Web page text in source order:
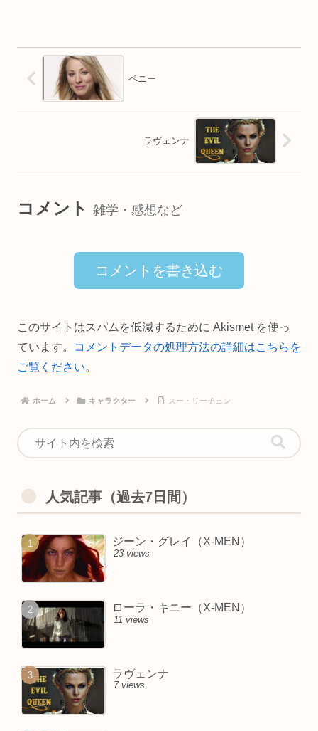
ペニー
ラヴェンナ
コメント 雑学・感想など
コメントを書き込む
このサイトはスパムを低減するために Akismet を使っ
ています。
コメントデータの処理方法の詳細はこちらを
ご覧ください。
ホーム キャラクター スー・リーチェン
人気記事（過去7日間）
ジーン・グレイ（X-MEN）
23 views
ローラ・キニー（X-MEN）
11 views
ラヴェンナ
7 views